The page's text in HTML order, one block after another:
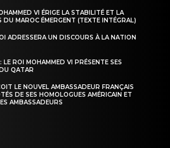
VI ÉRIGE LA STABILITÉ ET LA
DU MAROC ÉMERGENT (TEXTE INTÉGRAL)
ADRESSERA UN DISCOURS À LA NATION
LE ROI MOHAMMED VI PRÉSENTE SES
QATAR
LE NOUVEL AMBASSADEUR FRANÇAIS
DE SES HOMOLOGUES AMÉRICAIN ET
AMBASSADEURS